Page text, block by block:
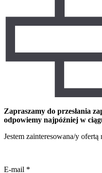
Zapraszamy do przesłania
odpowiemy najpóźniej w
Jestem zainteresowana/y
E-mail *